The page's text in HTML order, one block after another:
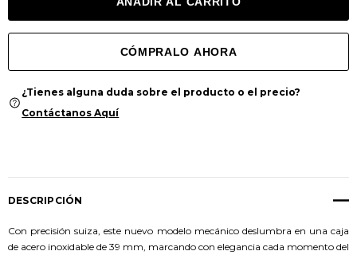
¿Tienes alguna duda sobre el producto o el precio?
Contáctanos Aquí
DESCRIPCIÓN
Con precisión suiza, este nuevo modelo mecánico deslumbra en una caja
de acero inoxidable de 39 mm, marcando con elegancia cada momento del